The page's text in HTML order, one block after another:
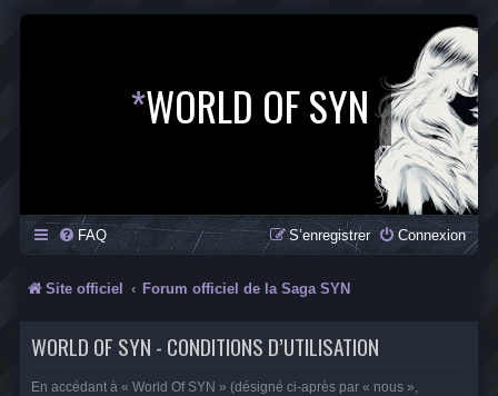
*WORLD OF SYN
FAQ Connexion
S’enregistrer
Site officiel Forum officiel de la Saga SYN
WORLD OF SYN - CONDITIONS D’UTILISATION
En accédant à « World Of SYN » (désigné ci-après par « nous »,